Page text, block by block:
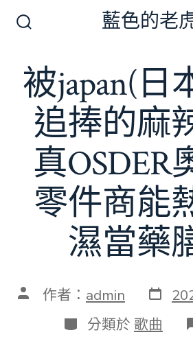
切
換
開
關
藍色的老
被japan(日
追捧的麻
真OSDER
零件商能
濕當藥
文 作者： admin 發
表
日
期
分
類
分類於 歌曲